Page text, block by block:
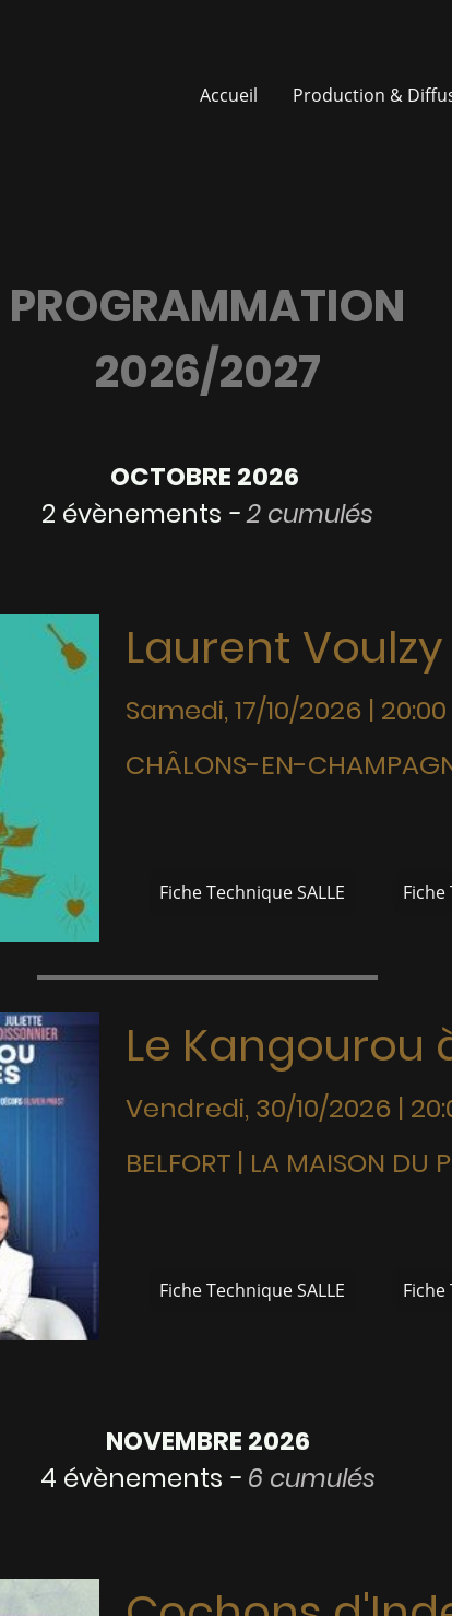
Accueil Production &
PROGRAMMATION
2026/2027
OCTOBRE 2026
2 évènements -2 cumulés
Laurent Voulzy
Samedi, 17/10/2026 | 20:00
CHÂLONS-EN-
Fiche
Fiche Technique SALLE
Le Kangourou
Vendredi, 30/10/2026 |
BELFORT | LA MAISON DU
Fiche Technique SALLE Fiche
NOVEMBRE 2026
4 évènements - 6 cumulés